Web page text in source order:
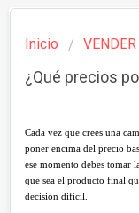
Inicio VENDER
¿Qué precios
Cada vez que crees una
poner encima del precio
ese momento debes tomar
que sea el producto final
decisión difícil.